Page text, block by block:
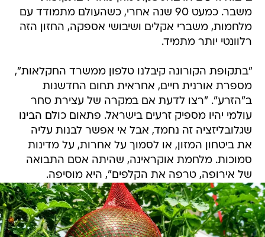
משבר. כמעט 90 שנה אחרי, כשהעולם מתמודד עם
מלחמות, משברי אקלים ושיבושי אספקה, החזון הזה
רלוונטי יותר מתמיד.
"בתקופת הקורונה קיבלנו טלפון ממשרד החקלאות",
מספרת אורנית חיים, אחראית תחום החדשנות
ב"הזרע". "רצו לדעת אם במקרה של עצירת סחר
עולמי יהיו מספיק זרעים בישראל. פתאום כולם הבינו
שגלובליזציה זה נחמד, אבל אי אפשר לבנות עליה
את ביטחון המזון, או לסמוך על אחרות, על מדינות
סמוכות. מלחמת אוקראינה, שהיתה אסם התבואה
של אירופה, טרפה את הקלפים", היא מוסיפה.